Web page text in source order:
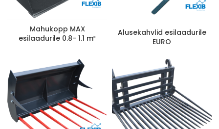
Mahukopp MAX
esilaadurile 0.8- 1.1 m³
Alusekahvlid esilaadurile
EURO